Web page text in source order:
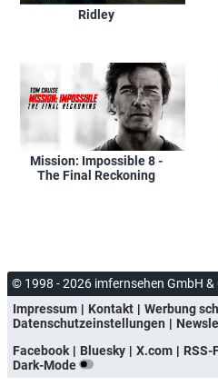
Ridley
Mission: Impossible 8 -
The Final Reckoning
© 1998 - 2026 imfernsehen GmbH &
Impressum
Kontakt Werbung
Datenschutzeinstellungen
Facebook
Bluesky X.com RSS-
Dark-Mode